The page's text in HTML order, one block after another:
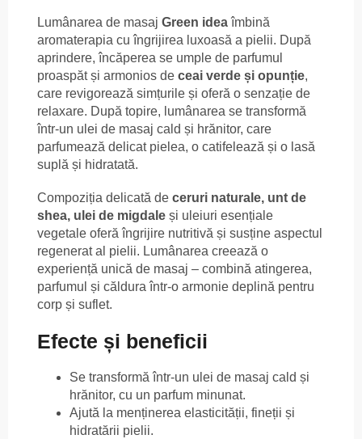
Lumânarea de masaj Green ideaîmbină
aromaterapia cu îngrijirea luxoasă a pielii. După
aprindere, încăperea se umple de parfumul
proaspăt și armonios de ceai verde și opunție,
care revigorează simțurile și oferă o senzație de
relaxare. După topire, lumânarea se transformă
într-un ulei de masaj cald și hrănitor, care
parfumează delicat pielea, o catifelează și o lasă
suplă și hidratată.
Compoziția delicată de ceruri naturale, unt de
shea, ulei de migdale și uleiuri esențiale
vegetale oferă îngrijire nutritivă și susține aspectul
regenerat al pielii. Lumânarea creează o
experiență unică de masaj – combină atingerea,
parfumul și căldura într-o armonie deplină pentru
corp și suflet.
Efecte și beneficii
Se transformă într-un ulei de masaj cald și
hrănitor, cu un parfum minunat.
Ajută la menținerea elasticității, fineții și
hidratării pielii.